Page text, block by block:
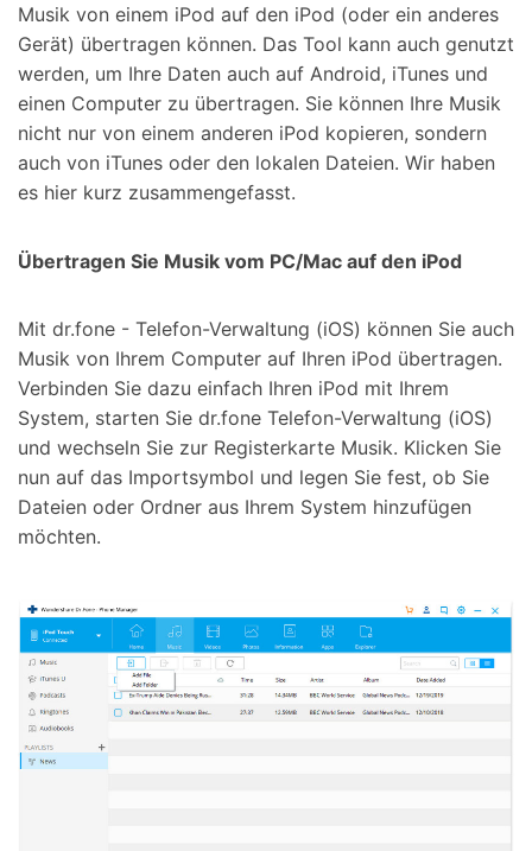
Musik von einem iPod auf den iPod (oder ein anderes
Gerät) übertragen können. Das Tool kann auch genutzt
werden, um Ihre Daten auch auf Android, iTunes und
einen Computer zu übertragen. Sie können Ihre Musik
nicht nur von einem anderen iPod kopieren, sondern
auch von iTunes oder den lokalen Dateien. Wir haben
es hier kurz zusammengefasst.
Übertragen Sie Musik vom PC/Mac auf den iPod
Mit dr.fone - Telefon-Verwaltung (iOS) können Sie auch
Musik von Ihrem Computer auf Ihren iPod übertragen.
Verbinden Sie dazu einfach Ihren iPod mit Ihrem
System, starten Sie dr.fone Telefon-Verwaltung (iOS)
und wechseln Sie zur Registerkarte Musik. Klicken Sie
nun auf das Importsymbol und legen Sie fest, ob Sie
Dateien oder Ordner aus Ihrem System hinzufügen
möchten.